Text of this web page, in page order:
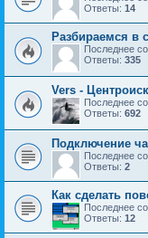
Ответы: 14
Разбираемся в
Последнее
Ответы: 335
Vers -
Последнее
Ответы: 692
Подключение
Последнее
Ответы: 2
Как сделать
Последнее
Ответы: 12